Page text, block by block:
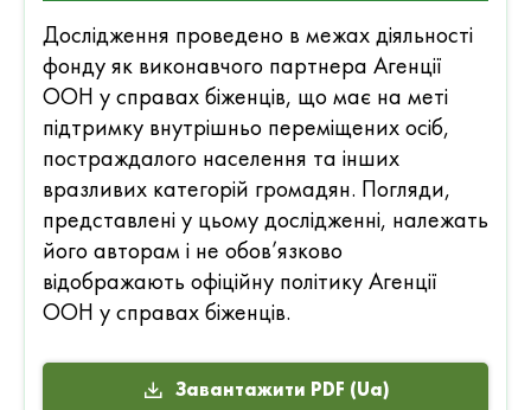
Дослідження проведено в межах діяльності
фонду як виконавчого партнера Агенції
ООН у справах біженців, що має на меті
підтримку внутрішньо переміщених осіб,
постраждалого населення та інших
вразливих категорій громадян. Погляди,
представлені у цьому дослідженні, належать
його авторам і не обов’язково
відображають офіційну політику Агенції
ООН у справах біженців.
Завантажити PDF (Ua)